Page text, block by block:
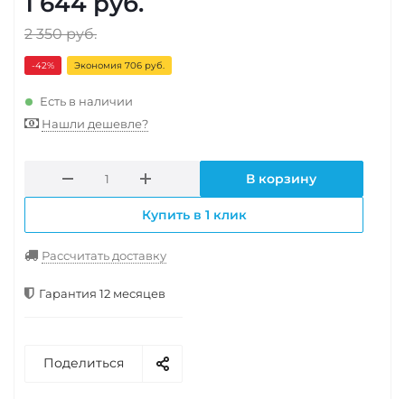
2 350руб.
-42% Экономия 706 руб.
Есть в наличии
Нашли дешевле?
В корзину
Купить в 1 клик
Рассчитать доставку
Гарантия 12 месяцев
Поделиться